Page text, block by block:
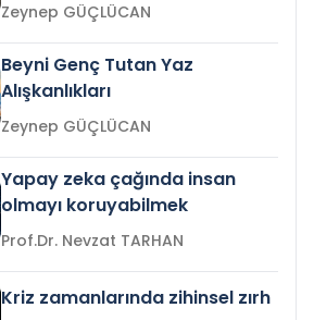
Zeynep GÜÇLÜCAN
Beyni Genç Tutan Yaz
Alışkanlıkları
Zeynep GÜÇLÜCAN
Yapay zeka çağında insan
olmayı koruyabilmek
Prof.Dr. Nevzat TARHAN
Kriz zamanlarında zihinsel zırh